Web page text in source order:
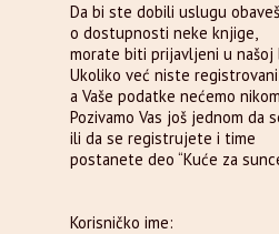
Da bi ste dobili uslugu
o dostupnosti neke knjige,
morate biti prijavljeni u našoj
Ukoliko već niste
a Vaše podatke nećemo
Pozivamo Vas još jednom da
ili da se registrujete i time
postanete deo “Kuće za
Korisničko ime: